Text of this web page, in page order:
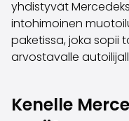
Automerkit
Audi
BMW
Kia
Skoda
yhdistyvät
intohimoinen
paketissa, joka sopii
arvostavalle
Kenelle